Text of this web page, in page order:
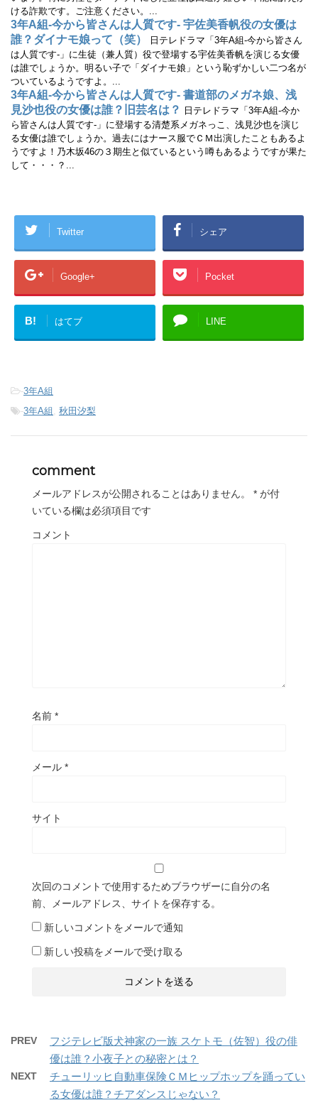
ける詐欺です。ご注意ください。...
3年A組-今から皆さんは人質です- 宇佐美香帆役の女優は
誰？ダイナモ娘って（笑）
日テレドラマ「3年A組-今から皆さん
は人質です-」に生徒（兼人質）役で登場する宇佐美香帆を演じる女優
は誰でしょうか。明るい子で「ダイナモ娘」という恥ずかしい二つ名が
ついているようですよ。...
3年A組-今から皆さんは人質です- 書道部のメガネ娘、浅
見沙也役の女優は誰？旧芸名は？ 日テレドラマ「3年A組-今か
ら皆さんは人質です-」に登場する清楚系メガネっこ、浅見沙也を演じ
る女優は誰でしょうか。過去にはナース服でＣＭ出演したこともあるよ
うですよ！乃木坂46の３期生と似ているという噂もあるようですが果た
して・・・？...
Twitter シェア
Google+ Pocket
B! はてブ LINE
-3年A組
-3年A組 秋田汐梨
comment
メールアドレスが公開されることはありません。 * が付
いている欄は必須項目です
コメント
名前 *
メール *
サイト
次回のコメントで使用するためブラウザーに自分の名
前、メールアドレス、サイトを保存する。
新しいコメントをメールで通知
新しい投稿をメールで受け取る
PREV
フジテレビ版犬神家の一族 スケトモ（佐智）役の俳
優は誰？小夜子との秘密とは？
NEXT
チューリッヒ自動車保険ＣＭヒップホップを踊ってい
る女優は誰？チアダンスじゃない？